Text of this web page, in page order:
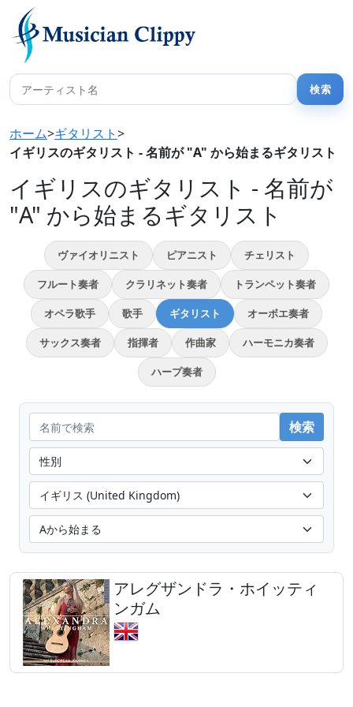
ホーム>ギタリスト>
イギリスのギタリスト - 名前が "A" から始まるギタリスト
イギリスのギタリスト - 名前が
"A" から始まるギタリスト
ヴァイオリニスト ピアニスト チェリスト
フルート奏者 クラリネット奏者 トランペット奏者
オペラ歌手 歌手 ギタリスト オーボエ奏者
サックス奏者 指揮者 作曲家 ハーモニカ奏者
ハープ奏者
アレグザンドラ・ホイッティ
ンガム